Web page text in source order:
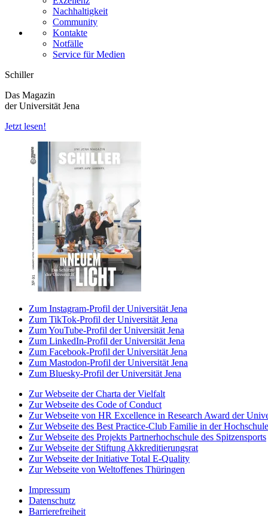
Nachhaltigkeit
Community
Kontakte
Notfälle
Service für Medien
Schiller
Das Magazin
der Universität Jena
Jetzt lesen!
Zum Instagram-Profil der Universität Jena
Zum TikTok-Profil der Universität Jena
Zum YouTube-Profil der Universität Jena
Zum LinkedIn-Profil der Universität Jena
Zum Facebook-Profil der Universität Jena
Zum Mastodon-Profil der Universität Jena
Zum Bluesky-Profil der Universität Jena
Zur Webseite der Charta der Vielfalt
Zur Webseite des Code of Conduct
Zur Webseite von HR Excellence in Research Award der
Zur Webseite des Best Practice-Club Familie in der Hochschule
Zur Webseite des Projekts Partnerhochschule des Spitzensports
Zur Webseite der Stiftung Akkreditierungsrat
Zur Webseite der Initiative Total E-Quality
Zur Webseite von Weltoffenes Thüringen
Impressum
Datenschutz
Barrierefreiheit